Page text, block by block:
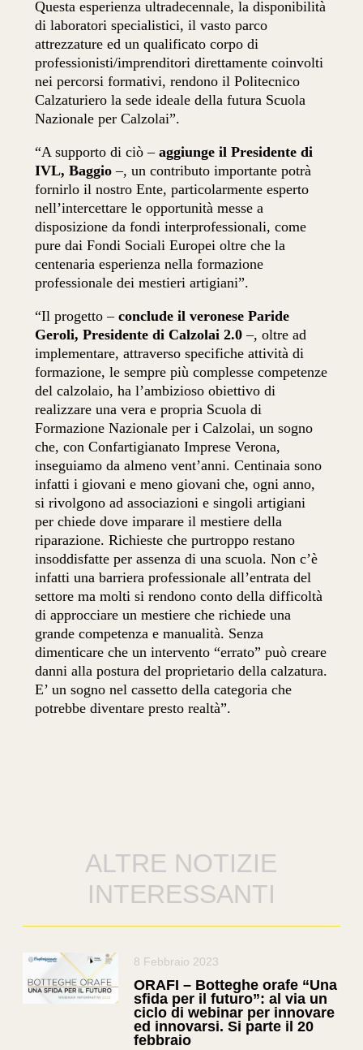
Questa esperienza ultradecennale, la disponibilità
di laboratori specialistici, il vasto parco
attrezzature ed un qualificato corpo di
professionisti/imprenditori direttamente coinvolti
nei percorsi formativi, rendono il Politecnico
Calzaturiero la sede ideale della futura Scuola
Nazionale per Calzolai”.
“A supporto di ciò –aggiunge il Presidente di
IVL, Baggio –, un contributo importante potrà
fornirlo il nostro Ente, particolarmente esperto
nell’intercettare le opportunità messe a
disposizione da fondi interprofessionali, come
pure dai Fondi Sociali Europei oltre che la
centenaria esperienza nella formazione
professionale dei mestieri artigiani”.
“Il progetto –conclude il veronese Paride
Geroli, Presidente di Calzolai 2.0–, oltre ad
implementare, attraverso specifiche attività di
formazione, le sempre più complesse competenze
del calzolaio, ha l’ambizioso obiettivo di
realizzare una vera e propria Scuola di
Formazione Nazionale per i Calzolai, un sogno
che, con Confartigianato Imprese Verona,
inseguiamo da almeno vent’anni. Centinaia sono
infatti i giovani e meno giovani che, ogni anno,
si rivolgono ad associazioni e singoli artigiani
per chiede dove imparare il mestiere della
riparazione. Richieste che purtroppo restano
insoddisfatte per assenza di una scuola. Non c’è
infatti una barriera professionale all’entrata del
settore ma molti si rendono conto della difficoltà
di approcciare un mestiere che richiede una
grande competenza e manualità. Senza
dimenticare che un intervento “errato” può creare
danni alla postura del proprietario della calzatura.
E’ un sogno nel cassetto della categoria che
potrebbe diventare presto realtà”.
ALTRE NOTIZIE
INTERESSANTI
8 Febbraio 2023
ORAFI – Botteghe orafe “Una
sfida per il futuro”: al via un
ciclo di webinar per innovare
ed innovarsi. Si parte il 20
febbraio